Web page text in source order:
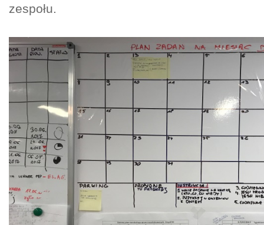
zespołu.